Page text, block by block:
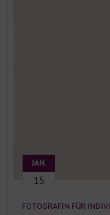
JAN.
15
FOTOGRAFIN FÜR